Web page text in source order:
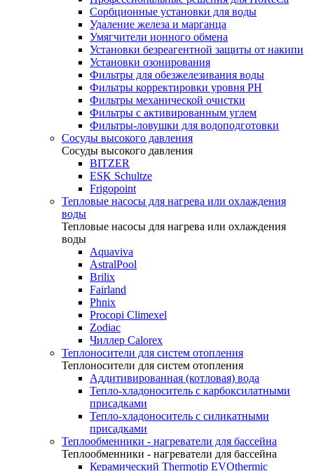
Сорбционные установки для воды
Удаление железа и марганца
Умягчители ионного обмена
Установки безреагентной защиты от накипи
Установки озонирования
Фильтры для обезжелезивания воды
Фильтры корректировки уровня PH
Фильтры механической очистки
Фильтры с активированным углем
Фильтры-ловушки для водоподготовки
Сосуды высокого давления
Сосуды высокого давления
BITZER
ESK Schultze
Frigopoint
Тепловые насосы для нагрева или охлаждения
воды
Тепловые насосы для нагрева или охлаждения
воды
Aquaviva
AstralPool
Brilix
Fairland
Phnix
Procopi Climexel
Zodiac
Чиллер Calorex
Теплоносители для систем отопления
Теплоносители для систем отопления
Аддитивированная (котловая) вода
Тепло-хладоноситель с карбоксилатными
присадками
Тепло-хладоноситель с силикатными
присадками
Теплообменники - нагреватели для бассейна
Теплообменники - нагреватели для бассейна
Керамический Thermotip EVOthermic